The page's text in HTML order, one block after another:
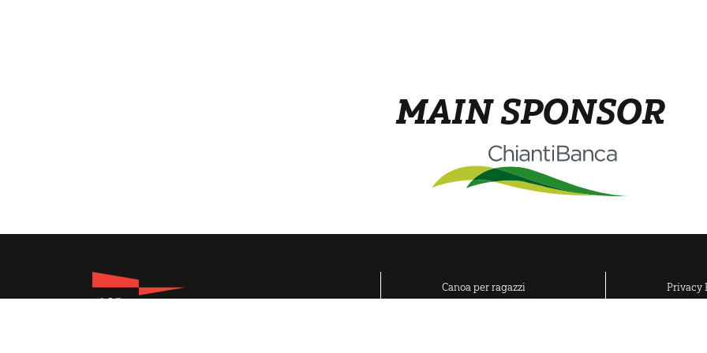
MAIN SPONSOR
Canoa per ragazzi
Privacy